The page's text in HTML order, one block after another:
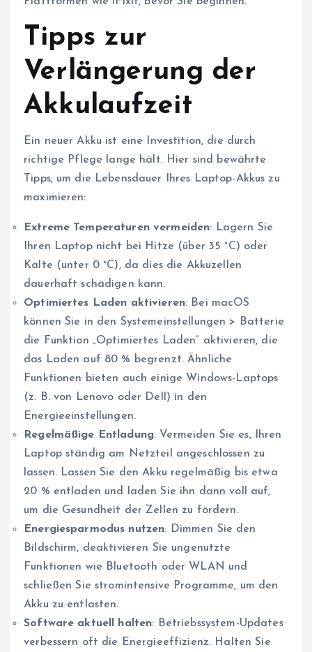
Tipps zur
Verlängerung der
Akkulaufzeit
Ein neuer Akku ist eine Investition, die durch
richtige Pflege lange hält. Hier sind bewährte
Tipps, um die Lebensdauer Ihres Laptop-Akkus zu
maximieren:
Extreme Temperaturen vermeiden: Lagern Sie
Ihren Laptop nicht bei Hitze (über 35 °C) oder
Kälte (unter 0 °C), da dies die Akkuzellen
dauerhaft schädigen kann.
Optimiertes Laden aktivieren: Bei macOS
können Sie in den Systemeinstellungen > Batterie
die Funktion „Optimiertes Laden“ aktivieren, die
das Laden auf 80 % begrenzt. Ähnliche
Funktionen bieten auch einige Windows-Laptops
(z. B. von Lenovo oder Dell) in den
Energieeinstellungen.
Regelmäßige Entladung: Vermeiden Sie es, Ihren
Laptop ständig am Netzteil angeschlossen zu
lassen. Lassen Sie den Akku regelmäßig bis etwa
20 % entladen und laden Sie ihn dann voll auf,
um die Gesundheit der Zellen zu fördern.
Energiesparmodus nutzen: Dimmen Sie den
Bildschirm, deaktivieren Sie ungenutzte
Funktionen wie Bluetooth oder WLAN und
schließen Sie stromintensive Programme, um den
Akku zu entlasten.
Software aktuell halten: Betriebssystem-Updates
verbessern oft die Energieeffizienz. Halten Sie